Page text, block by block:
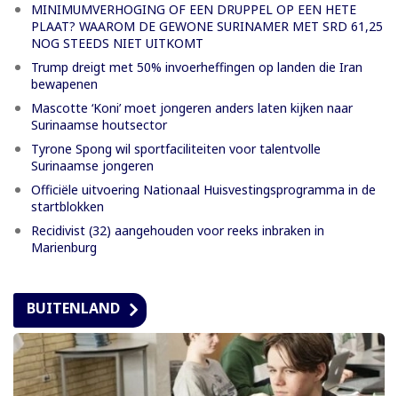
MINIMUMVERHOGING OF EEN DRUPPEL OP EEN HETE
PLAAT? WAAROM DE GEWONE SURINAMER MET SRD 61,25
NOG STEEDS NIET UITKOMT
Trump dreigt met 50% invoerheffingen op landen die Iran
bewapenen
Mascotte ‘Koni’ moet jongeren anders laten kijken naar
Surinaamse houtsector
Tyrone Spong wil sportfaciliteiten voor talentvolle
Surinaamse jongeren
Officiële uitvoering Nationaal Huisvestingsprogramma in de
startblokken
Recidivist (32) aangehouden voor reeks inbraken in
Marienburg
BUITENLAND